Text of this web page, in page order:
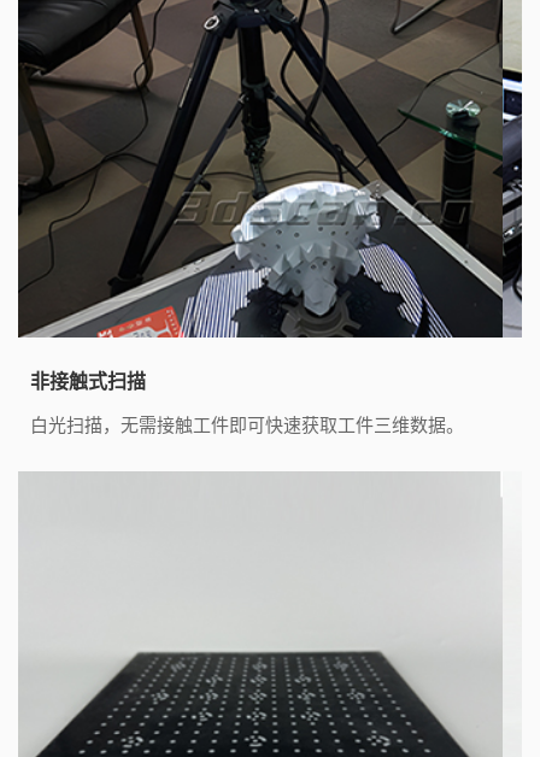
非接触式扫描
白光扫描，无需接触工件即可快速获取工件三维数据。